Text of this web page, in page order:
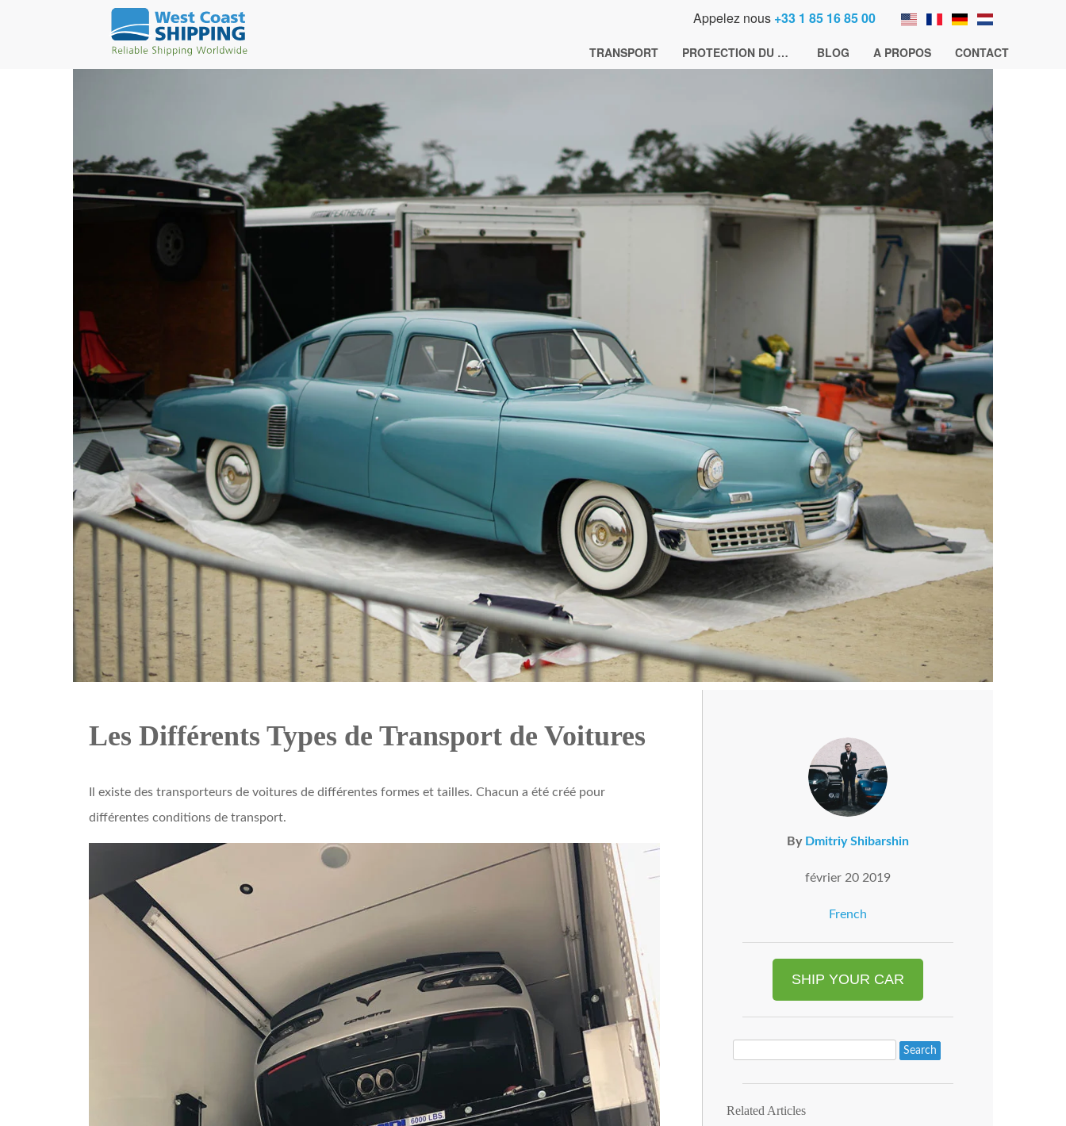
Appelez nous +33 1 85 16 85 00
TRANSPORT PROTECTION DU CHARGEMENT BLOG A PROPOS CONTACT
Les Différents Types de Transport de Voitures
Il existe des transporteurs de voitures de différentes formes et tailles. Chacun a été créé pour
différentes conditions de transport.
By Dmitriy Shibarshin
février 20 2019
French
SHIP YOUR CAR
Search
Related Articles